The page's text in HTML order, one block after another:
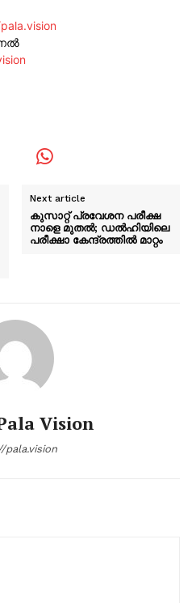
Next article
കുസാറ്റ് പ്രവേശന പരീക്ഷ
നാളെ മുതല്‍; ഡൽഹിയിലെ
പരീക്ഷാ കേന്ദ്രത്തിൽ മാറ്റം
Vision
pala.vision